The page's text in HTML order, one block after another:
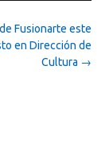
Fusionarte este
en Dirección de
Cultura →